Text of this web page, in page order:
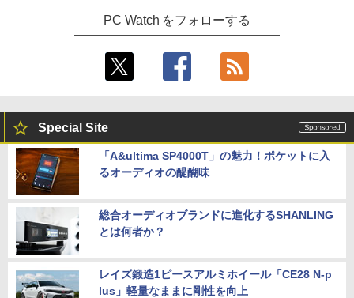
PC Watch をフォローする
Special Site
「A&ultima SP4000T」の魅力！ポケットに入
るオーディオの醍醐味
総合オーディオブランドに進化するSHANLING
とは何者か？
レイズ鍛造1ピースアルミホイール「CE28 N-p
lus」軽量なままに剛性を向上